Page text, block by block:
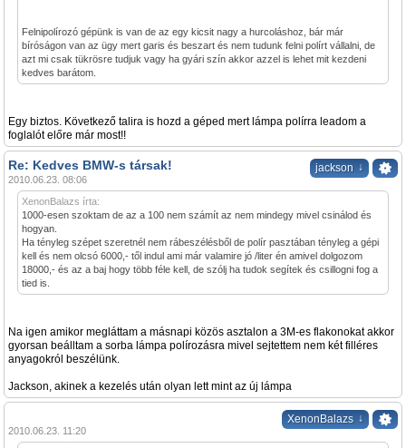
Felnipolírozó gépünk is van de az egy kicsit nagy a hurcoláshoz, bár már
bíróságon van az ügy mert garis és beszart és nem tudunk felni polírt vállalni, de
azt mi csak tükrösre tudjuk vagy ha gyári szín akkor azzel is lehet mit kezdeni
kedves barátom.
Egy biztos. Következő talira is hozd a géped mert lámpa polírra leadom a
foglalót előre már most!!
jackson ↓
Re: Kedves BMW-s társak!
2010.06.23. 08:06
XenonBalazs írta:
1000-esen szoktam de az a 100 nem számít az nem mindegy mivel csinálod és
hogyan.
Ha tényleg szépet szeretnél nem rábeszélésből de polír pasztában tényleg a gépi
kell és nem olcsó 6000,- től indul ami már valamire jó /liter én amivel dolgozom
18000,- és az a baj hogy több féle kell, de szólj ha tudok segítek és csillogni fog a
tied is.
Na igen amikor megláttam a másnapi közös asztalon a 3M-es flakonokat akkor
gyorsan beálltam a sorba lámpa polírozásra mivel sejtettem nem két filléres
anyagokról beszélünk.
Jackson, akinek a kezelés után olyan lett mint az új lámpa
XenonBalazs ↓
2010.06.23. 11:20